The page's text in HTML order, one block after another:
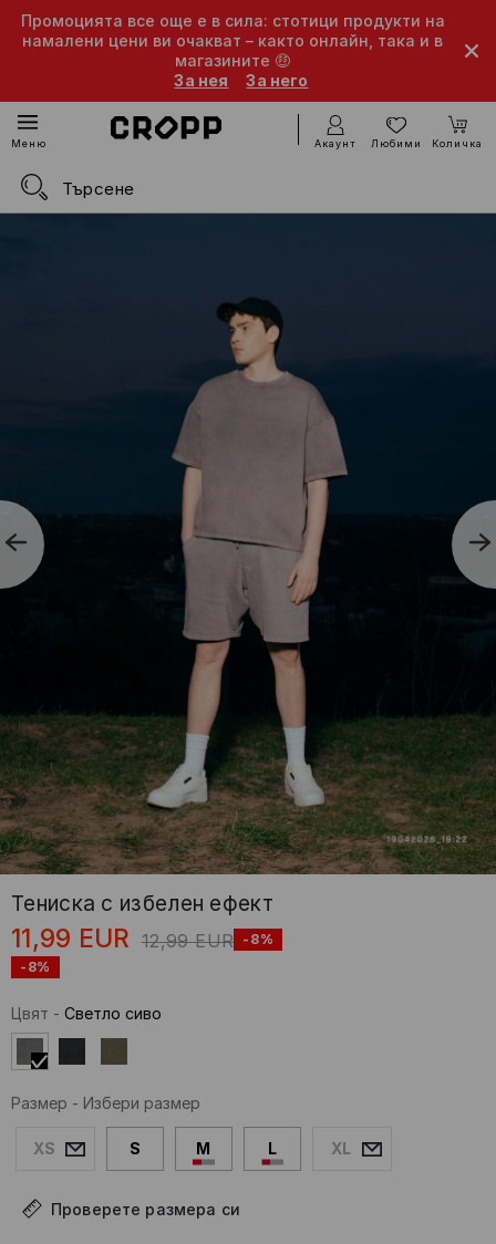
Промоцията все още е в сила: стотици продукти на
намалени цени ви очакват – както онлайн, така и в
магазините 🤑
За нея
За него
Меню Акаунт Любими Количка
Тениска с избелен ефект
11,99 EUR 12,99 EUR -8%
-8%
Цвят - Светло сиво
Размер - Избери размер
XS S M L XL
Проверете размера си